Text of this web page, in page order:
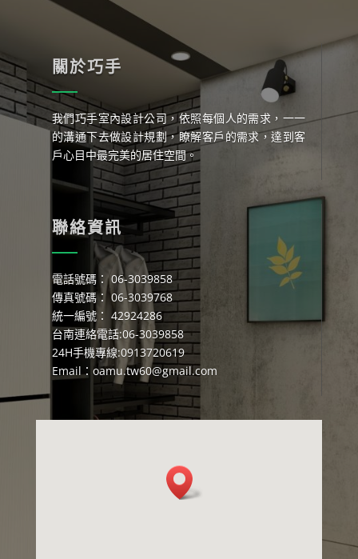
關於巧手
我們巧手室內設計公司，依照每個人的需求，一一
的溝通下去做設計規劃，瞭解客戶的需求，達到客
戶心目中最完美的居住空間。
聯絡資訊
電話號碼： 06-3039858
傳真號碼： 06-3039768
統一編號： 42924286
台南連絡電話:06-3039858
24H手機專線:0913720619
Email： oamu.tw60@gmail.com